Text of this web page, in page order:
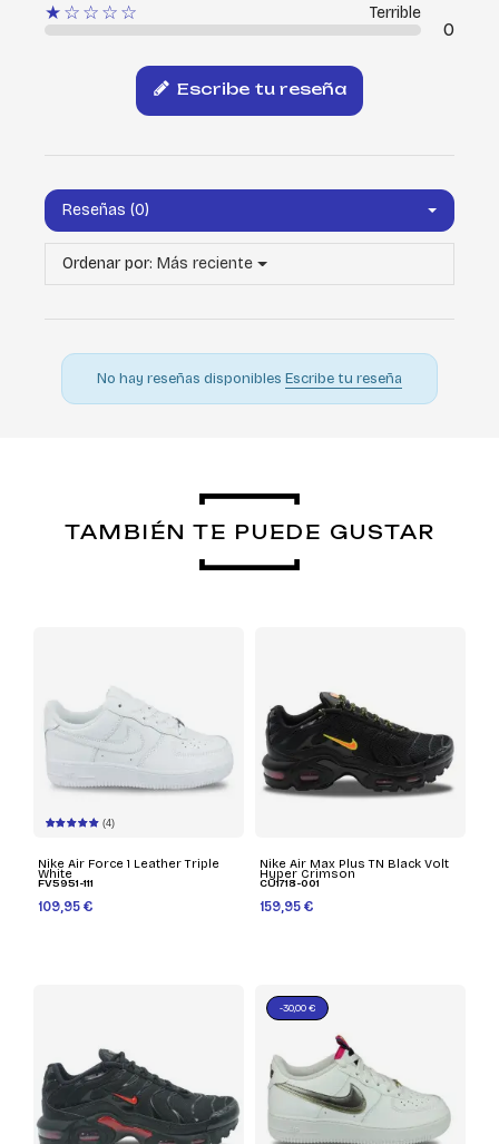
★☆☆☆☆
Terrible
0
Escribe tu reseña
Reseñas (0)
Ordenar por: Más reciente
No hay reseñas disponibles Escribe tu reseña
TAMBIÉN TE PUEDE GUSTAR
(4)
Nike Air Force 1 Leather Triple
White
FV5951-111
109,95 €
Nike Air Max Plus TN Black Volt
Hyper Crimson
CU1718-001
159,95 €
-30,00 €